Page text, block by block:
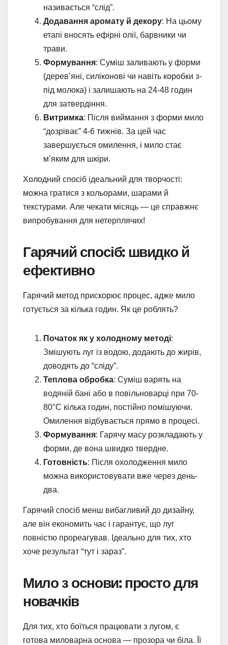
називається “слід”.
Додавання аромату й декору: На цьому
етапі вносять ефірні олії, барвники чи
трави.
Формування: Суміш заливають у форми
(дерев’яні, силіконові чи навіть коробки з-
під молока) і залишають на 24-48 годин
для затвердіння.
Витримка: Після виймання з форми мило
“дозріває” 4-6 тижнів. За цей час
завершується омилення, і мило стає
м’яким для шкіри.
Холодний спосіб ідеальний для творчості:
можна гратися з кольорами, шарами й
текстурами. Але чекати місяць — це справжнє
випробування для нетерплячих!
Гарячий спосіб: швидко й
ефективно
Гарячий метод прискорює процес, адже мило
готується за кілька годин. Як це роблять?
Початок як у холодному методі:
Змішують луг із водою, додають до жирів,
доводять до “сліду”.
Теплова обробка: Суміш варять на
водяній бані або в повільноварці при 70-
80°C кілька годин, постійно помішуючи.
Омилення відбувається прямо в процесі.
Формування: Гарячу масу розкладають у
форми, де вона швидко твердне.
Готовність: Після охолодження мило
можна використовувати вже через день-
два.
Гарячий спосіб менш вибагливий до дизайну,
але він економить час і гарантує, що луг
повністю прореагував. Ідеально для тих, хто
хоче результат “тут і зараз”.
Мило з основи: просто для
новачків
Для тих, хто боїться працювати з лугом, є
готова миловарна основа — прозора чи біла. Її